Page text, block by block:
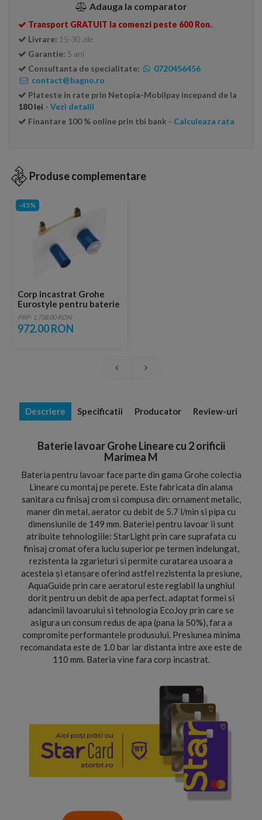
Adauga la comparator
Transport GRATUIT la comenzi peste 600 Ron.
Livrare: 15-30 zile
Garantie: 5 ani
Consultanta de specialitate:
0720456456
contact@bagno.ro
Plateste in rate prin Netopia-Mobilpay incepand de la
180 lei - Vezi detalii
Finantare 100 % online prin tbi bank - Calculeaza rata
Produse complementare
-45%
Corp incastrat Grohe
Eurostyle pentru baterie
lavoar cu montaj pe
perete
PRP: 1,738.00 RON
972.00 RON
Descriere Specificatii Producator Review-uri
Baterie lavoar Grohe Lineare cu 2 orificii
Marimea M
Bateria pentru lavoar face parte din gama Grohe colectia
Lineare cu montaj pe perete. Este fabricata din alama
sanitara cu finisaj crom si compusa din: ornament metalic,
maner din metal, aerator cu debit de 5.7 l/min si pipa cu
dimensiunile de 149 mm. Bateriei pentru lavoar ii sunt
atribuite tehnologiile: StarLight prin care suprafata cu
finisaj cromat ofera luciu superior pe termen indelungat,
rezistenta la zgarieturi si permite curatarea usoara a
acesteia și etanșare oferind astfel rezistenta la presiune,
AquaGuide prin care aeratorul este reglabil la unghiul
dorit pentru un debit de apa perfect, adaptat formei si
adancimii lavoarului si tehnologia EcoJoy prin care se
asigura un consum redus de apa (pana la 50%), fara a
compromite performantele produsului. Presiunea minima
recomandata este de 1.0 bar iar distanta intre axe este de
110 mm. Bateria vine fara corp incastrat.